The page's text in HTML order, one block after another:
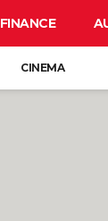
FINANCE
CINEMA